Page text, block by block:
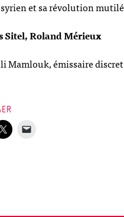
et sa révolution
Sitel, Roland Mérieux
Mamlouk, émissaire